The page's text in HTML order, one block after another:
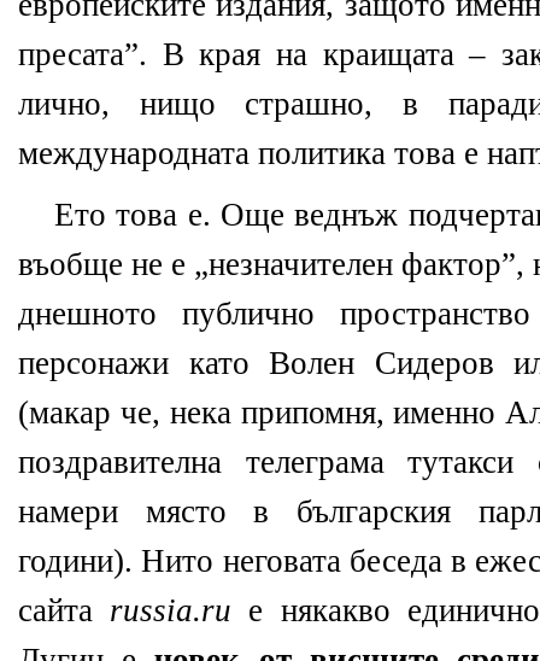
пресата”. В края на краищата –
лично, нищо страшно, в
международната политика това е
Ето това е. Още веднъж
въобще не е „незначителен фактор”,
днешното публично
персонажи като Волен Сидеров
(макар че, нека припомня, именно
поздравителна телеграма
намери място в българския
години). Нито неговата беседа в
сайта russia.ru е някакво